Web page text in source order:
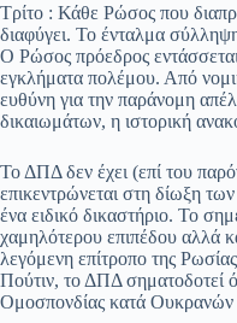
Τρίτο : Κάθε Ρώσος που
διαφύγει. Το ένταλμα
Ο Ρώσος πρόεδρος
εγκλήματα πολέμου. Από
ευθύνη για την παράνομη
δικαιωμάτων, η ιστορική
Το ΔΠΔ δεν έχει (επί του
επικεντρώνεται στη δίωξη
ένα ειδικό δικαστήριο. Το
χαμηλότερου επιπέδου αλλά
λεγόμενη επίτροπο της
Πούτιν, το ΔΠΔ σηματοδοτεί
Ομοσπονδίας κατά